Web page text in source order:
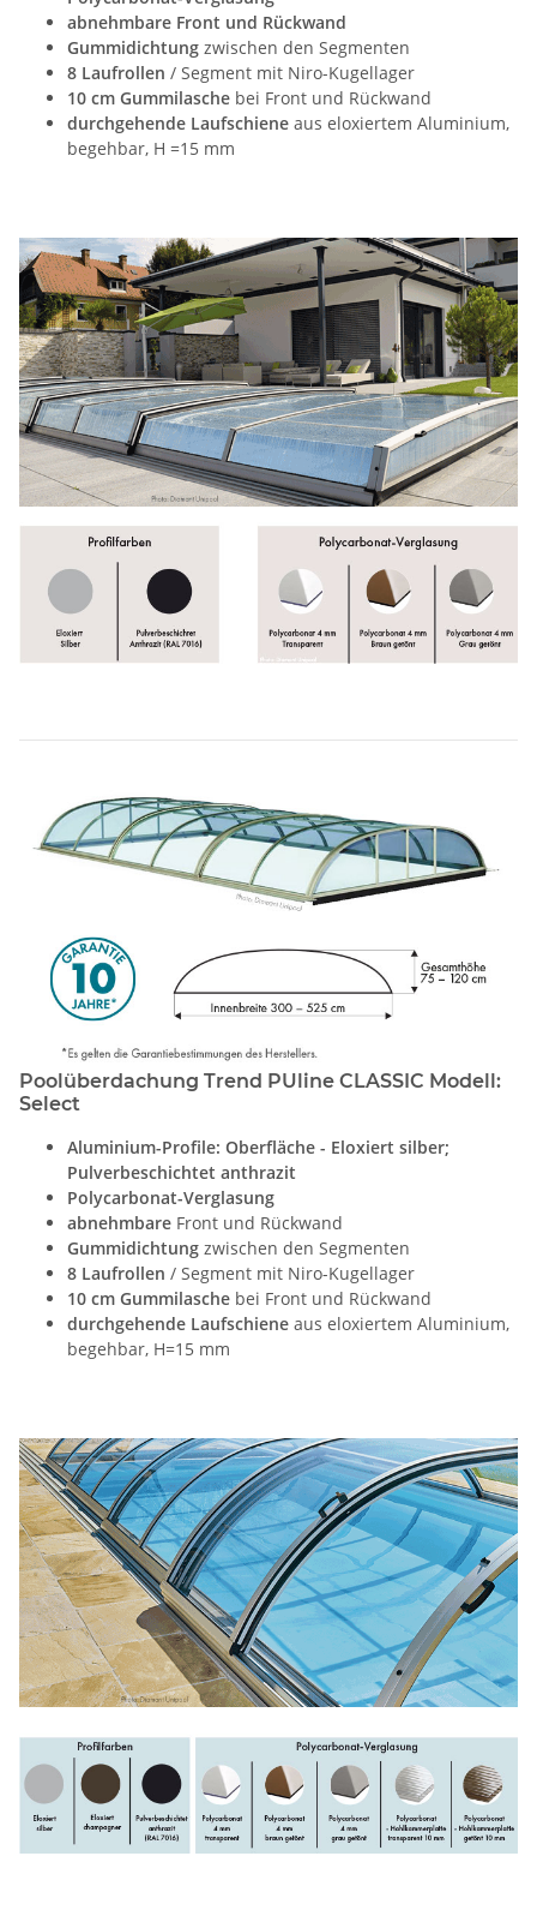
abnehmbare Front und Rückwand
Gummidichtung zwischen den Segmenten
8 Laufrollen / Segment mit Niro-Kugellager
10 cm Gummilasche bei Front und Rückwand
durchgehende Laufschiene aus eloxiertem Aluminium,
begehbar, H =15 mm
Poolüberdachung Trend PUline CLASSIC Modell:
Select
Aluminium-Profile: Oberfläche - Eloxiert silber;
Pulverbeschichtet anthrazit
Polycarbonat-Verglasung
abnehmbare Front und Rückwand
Gummidichtung zwischen den Segmenten
8 Laufrollen / Segment mit Niro-Kugellager
10 cm Gummilasche bei Front und Rückwand
durchgehende Laufschiene aus eloxiertem Aluminium,
begehbar, H=15 mm